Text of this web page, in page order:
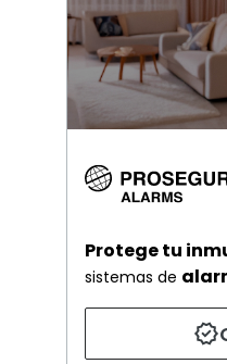
Protege tu
sistemas de